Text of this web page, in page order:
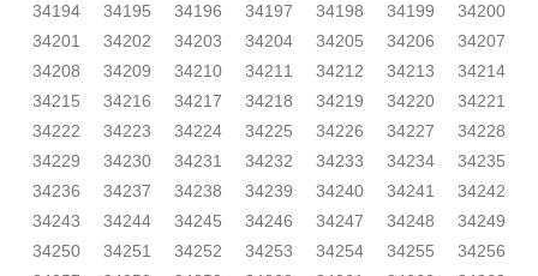
34194
34195 34196 34197 34198 34199
34200
34201
34202 34203 34204 34205 34206
34207
34208
34209 34210 34211 34212 34213
34214
34215
34216 34217 34218 34219 34220
34221
34222
34223 34224 34225 34226 34227
34228
34229
34230 34231 34232 34233 34234
34235
34236
34237 34238 34239 34240 34241
34242
34243
34244 34245 34246 34247 34248
34249
34250
34251 34252 34253 34254 34255
34256